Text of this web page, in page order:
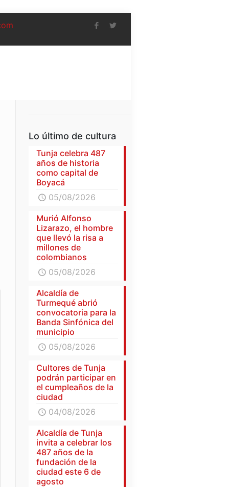
Lo último de cultura
Tunja celebra 487
años de historia
como capital de
Boyacá
05/08/2026
Murió Alfonso
Lizarazo, el hombre
que llevó la risa a
millones de
colombianos
05/08/2026
Alcaldía de
Turmequé abrió
convocatoria para la
Banda Sinfónica del
municipio
05/08/2026
Cultores de Tunja
podrán participar en
el cumpleaños de la
ciudad
04/08/2026
Alcaldía de Tunja
invita a celebrar los
487 años de la
fundación de la
ciudad este 6 de
agosto